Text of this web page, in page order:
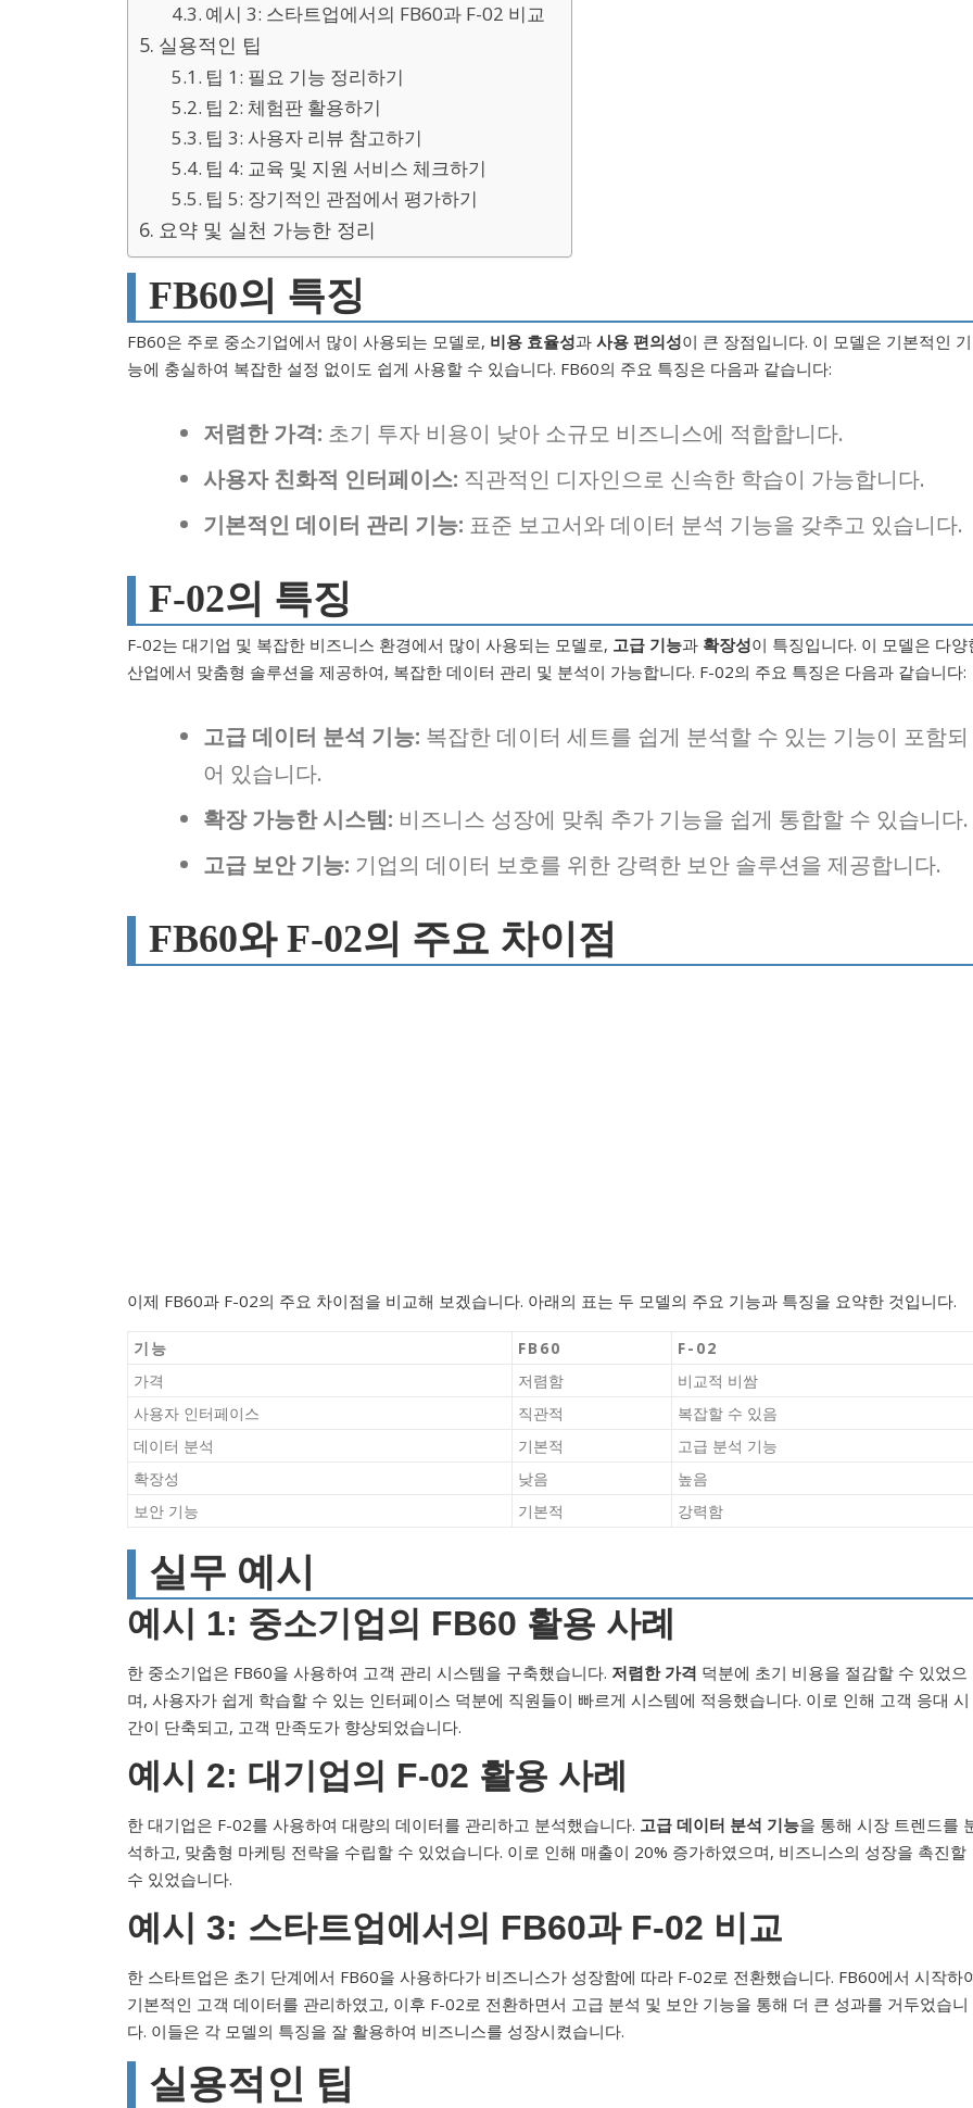
예시 3: 스타트업에서의 FB60과 F-02 비교
실용적인 팁
팁 1: 필요 기능 정리하기
팁 2: 체험판 활용하기
팁 3: 사용자 리뷰 참고하기
팁 4: 교육 및 지원 서비스 체크하기
팁 5: 장기적인 관점에서 평가하기
요약 및 실천 가능한 정리
FB60의 특징
FB60은 주로 중소기업에서 많이 사용되는 모델로, 비용 효율성과 사용 편의성이 큰 장점입니다. 이 모델은 기본적인 기
능에 충실하여 복잡한 설정 없이도 쉽게 사용할 수 있습니다. FB60의 주요 특징은 다음과 같습니다:
저렴한 가격: 초기 투자 비용이 낮아 소규모 비즈니스에 적합합니다.
사용자 친화적 인터페이스: 직관적인 디자인으로 신속한 학습이 가능합니다.
기본적인 데이터 관리 기능: 표준 보고서와 데이터 분석 기능을 갖추고 있습니다.
F-02의 특징
F-02는 대기업 및 복잡한 비즈니스 환경에서 많이 사용되는 모델로, 고급 기능과 확장성이 특징입니다. 이 모델은 다양
산업에서 맞춤형 솔루션을 제공하여, 복잡한 데이터 관리 및 분석이 가능합니다. F-02의 주요 특징은 다음과 같습니다:
고급 데이터 분석 기능: 복잡한 데이터 세트를 쉽게 분석할 수 있는 기능이 포함되
어 있습니다.
확장 가능한 시스템: 비즈니스 성장에 맞춰 추가 기능을 쉽게 통합할 수 있습니다.
고급 보안 기능: 기업의 데이터 보호를 위한 강력한 보안 솔루션을 제공합니다.
FB60와 F-02의 주요 차이점
이제 FB60과 F-02의 주요 차이점을 비교해 보겠습니다. 아래의 표는 두 모델의 주요 기능과 특징을 요약한 것입니다.
기능 FB60
F-02
가격
저렴함
비교적 비쌈
사용자 인터페이스
직관적
복잡할 수 있음
데이터 분석
기본적
고급 분석 기능
확장성
낮음
높음
보안 기능
기본적 강력함
실무 예시
예시 1: 중소기업의 FB60 활용 사례
한 중소기업은 FB60을 사용하여 고객 관리 시스템을 구축했습니다. 저렴한 가격 덕분에 초기 비용을 절감할 수 있었으
며, 사용자가 쉽게 학습할 수 있는 인터페이스 덕분에 직원들이 빠르게 시스템에 적응했습니다. 이로 인해 고객 응대 시
간이 단축되고, 고객 만족도가 향상되었습니다.
예시 2: 대기업의 F-02 활용 사례
한 대기업은 F-02를 사용하여 대량의 데이터를 관리하고 분석했습니다. 고급 데이터 분석 기능을 통해 시장 트렌드를
석하고, 맞춤형 마케팅 전략을 수립할 수 있었습니다. 이로 인해 매출이 20% 증가하였으며, 비즈니스의 성장을 촉진할
수 있었습니다.
예시 3: 스타트업에서의 FB60과 F-02 비교
한 스타트업은 초기 단계에서 FB60을 사용하다가 비즈니스가 성장함에 따라 F-02로 전환했습니다. FB60에서 시작하
기본적인 고객 데이터를 관리하였고, 이후 F-02로 전환하면서 고급 분석 및 보안 기능을 통해 더 큰 성과를 거두었습니
다. 이들은 각 모델의 특징을 잘 활용하여 비즈니스를 성장시켰습니다.
실용적인 팁